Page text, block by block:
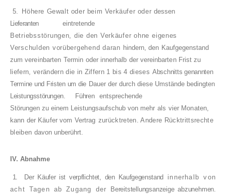
5. Höhere Gewalt oder beim Verkäufer oder dessen
Lieferanten
eintretende
Betriebsstörungen, die den Verkäufer ohne eigenes
Verschulden vorübergehend daran hindern, den Kaufgegenstand
zum vereinbarten Termin oder innerhalb der vereinbarten Frist zu
liefern, verändern die in Ziffern 1 bis 4 dieses Abschnitts genannten
Termine und Fristen um die Dauer der durch diese Umstände bedingten
Leistungsstörungen.
Führen entsprechende
Störungen zu einem Leistungsaufschub von mehr als vier Monaten,
kann der Käufer vom Vertrag zurücktreten. Andere Rücktrittsrechte
bleiben davon unberührt.
IV. Abnahme
1. Der Käufer ist verpflichtet, den Kaufgegenstand
innerhalb von
acht Tagen ab Zugang der
Bereitstellungsanzeige abzunehmen.